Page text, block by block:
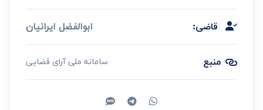
قاضی: ابوالفضل ایرانیان
منبع سامانه ملی آرای قضایی